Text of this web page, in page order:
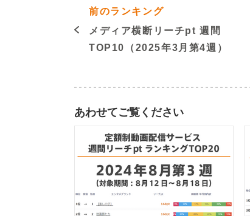
前のランキング
メディア横断リーチpt 週間
TOP10（2025年3月第4週）
あわせてご覧ください